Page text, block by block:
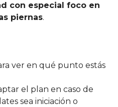
con especial foco en
piernas.
ver en qué punto estás
el plan en caso de
sea iniciación o